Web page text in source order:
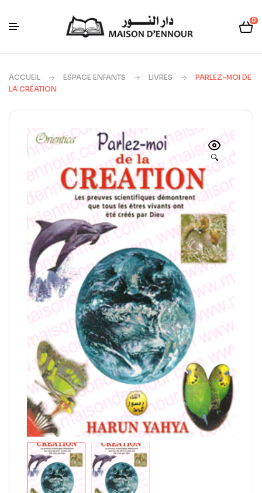
0
ACCUEIL ESPACE ENFANTS LIVRES
PARLEZ-MOI DE
LA CRÉATION
🔍